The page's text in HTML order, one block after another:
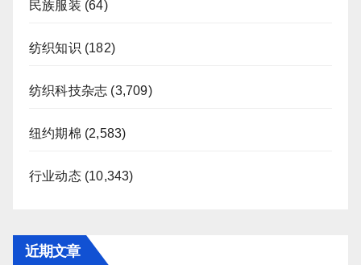
民族服装 (64)
纺织知识 (182)
纺织科技杂志 (3,709)
纽约期棉 (2,583)
行业动态(10,343)
近期文章